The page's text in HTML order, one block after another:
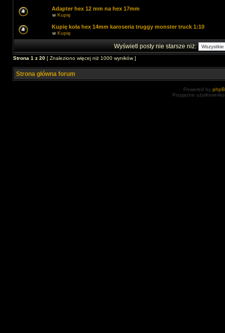
Adapter hex 12 mm na hex 17mm
wKupię
Kupię koła hex 14mm karoseria truggy monster truck 1:10
wKupię
Wyświetl posty nie starsze niż:
Strona 1 z 20 [ Znaleziono więcej niż 1000 wyników ]
Strona główna forum
Powered by
Przyjazne